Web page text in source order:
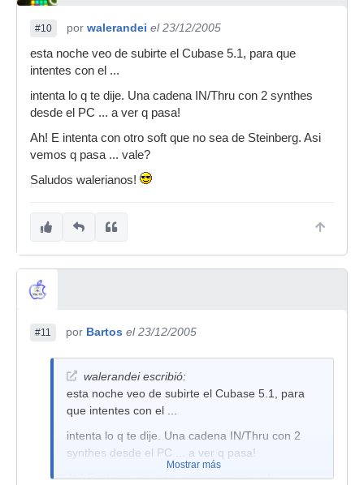
#10 por walerandei el 23/12/2005
esta noche veo de subirte el Cubase 5.1, para que
intentes con el ...
intenta lo q te dije. Una cadena IN/Thru con 2 synthes
desde el PC ... a ver q pasa!
Ah! E intenta con otro soft que no sea de Steinberg. Asi
vemos q pasa ... vale?
Saludos walerianos!
#11 por Bartos el 23/12/2005
walerandei escribió:
esta noche veo de subirte el Cubase 5.1, para
que intentes con el ...
intenta lo q te dije. Una cadena IN/Thru con 2
synthes desde el PC ... a ver q pasa!
Ah! E intenta con otro soft que no sea de
Mostrar más